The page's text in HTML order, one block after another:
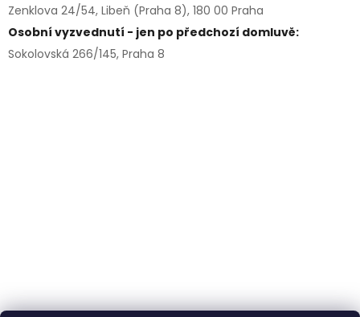
Zenklova 24/54, Libeň (Praha 8), 180 00 Praha
Osobní vyzvednutí - jen po předchozí domluvě:
Sokolovská 266/145, Praha 8